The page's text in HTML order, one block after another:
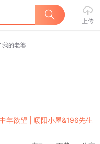
上传
我的老婆
年欲望 | 暖阳小屋&196先生